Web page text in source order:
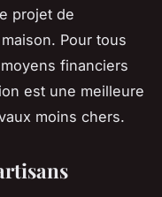
projet de
Pour tous
financiers
est une meilleure
moins chers.